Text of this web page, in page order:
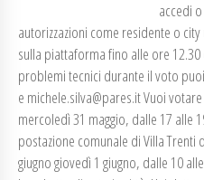
accedi
autorizzazioni come residente o
sulla piattaforma fino alle ore 12.30
problemi tecnici durante il voto
e michele.silva@pares.it Vuoi votare
mercoledì 31 maggio, dalle 17 alle
postazione comunale di Villa Trenti
giugno giovedì 1 giugno, dalle 10